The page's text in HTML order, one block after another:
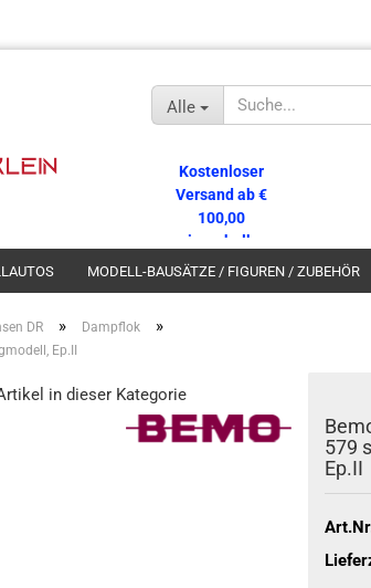
Alle
Kostenloser
Versand ab €
100,00
innerhalb
Deutschlands!
MODELL-BAUSÄTZE / FIGUREN / ZUBEHÖR
DR » Dampflok »
Ep.II
in dieser Kategorie
579
Ep.II